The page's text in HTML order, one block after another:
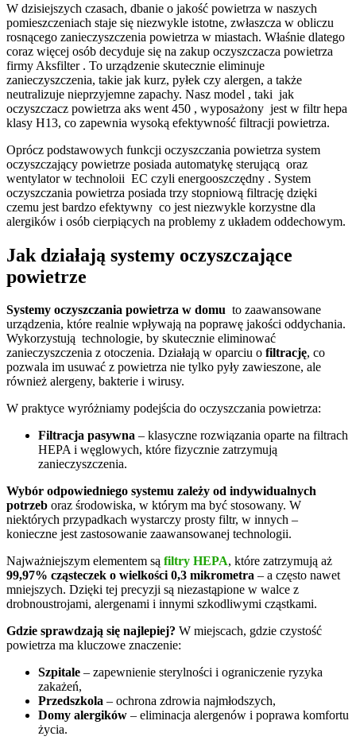
W dzisiejszych czasach, dbanie o jakość powietrza w naszych
pomieszczeniach staje się niezwykle istotne, zwłaszcza w obliczu
rosnącego zanieczyszczenia powietrza w miastach. Właśnie dlatego
coraz więcej osób decyduje się na zakup oczyszczacza powietrza
firmy Aksfilter . To urządzenie skutecznie eliminuje
zanieczyszczenia, takie jak kurz, pyłek czy alergen, a także
neutralizuje nieprzyjemne zapachy. Nasz model , taki jak
oczyszczacz powietrza aks went 450 , wyposażony jest w filtr hepa
klasy H13, co zapewnia wysoką efektywność filtracji powietrza.
Oprócz podstawowych funkcji oczyszczania powietrza system
oczyszczający powietrze posiada automatykę sterującą oraz
wentylator w technoloii EC czyli energooszczędny . System
oczyszczania powietrza posiada trzy stopniową filtrację dzięki
czemu jest bardzo efektywny co jest niezwykle korzystne dla
alergików i osób cierpiących na problemy z układem oddechowym.
Jak działają systemy oczyszczające
powietrze
Systemy oczyszczania powietrza w domu to zaawansowane
urządzenia, które realnie wpływają na poprawę jakości oddychania.
Wykorzystują technologie, by skutecznie eliminować
zanieczyszczenia z otoczenia. Działają w oparciu o filtrację, co
pozwala im usuwać z powietrza nie tylko pyły zawieszone, ale
również alergeny, bakterie i wirusy.
W praktyce wyróżniamy podejścia do oczyszczania powietrza:
Filtracja pasywna – klasyczne rozwiązania oparte na filtrach
HEPA i węglowych, które fizycznie zatrzymują
zanieczyszczenia.
Wybór odpowiedniego systemu zależy od indywidualnych
potrzeb oraz środowiska, w którym ma być stosowany. W
niektórych przypadkach wystarczy prosty filtr, w innych –
konieczne jest zastosowanie zaawansowanej technologii.
Najważniejszym elementem są filtry HEPA, które zatrzymują aż
99,97% cząsteczek o wielkości 0,3 mikrometra – a często nawet
mniejszych. Dzięki tej precyzji są niezastąpione w walce z
drobnoustrojami, alergenami i innymi szkodliwymi cząstkami.
Gdzie sprawdzają się najlepiej? W miejscach, gdzie czystość
powietrza ma kluczowe znaczenie:
Szpitale – zapewnienie sterylności i ograniczenie ryzyka
zakażeń,
Przedszkola – ochrona zdrowia najmłodszych,
Domy alergików – eliminacja alergenów i poprawa komfortu
życia.